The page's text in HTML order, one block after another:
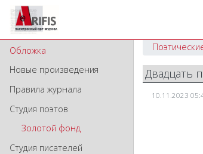
Обложка
Новые произведения
Правила журнала
Студия поэтов
Золотой фонд
Студия писателей
Двадцать
10.11.2023